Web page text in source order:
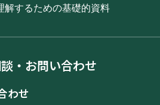
解するための基礎的資料
・お問い合わせ
わせ